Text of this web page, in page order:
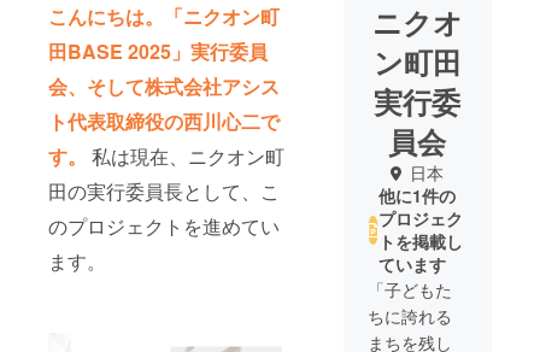
こんにちは。「ニクオン町
田BASE 2025」実行委員
会、そして株式会社アシス
ト代表取締役の西川心二で
す。
私は現在、ニクオン町
田の実行委員長として、こ
のプロジェクトを進めてい
ます。
ニクオ
ン町田
実行委
員会
日本
他に1件の
プロジェク
トを掲載し
ています
「子どもた
ちに誇れる
まちを残し